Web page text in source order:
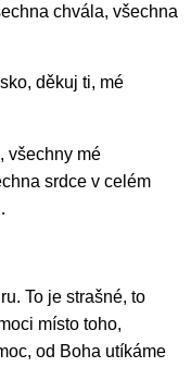
chvála, všechna
děkuj ti, mé
všechny mé
srdce v celém
To je strašné, to
místo toho,
od Boha utíkáme